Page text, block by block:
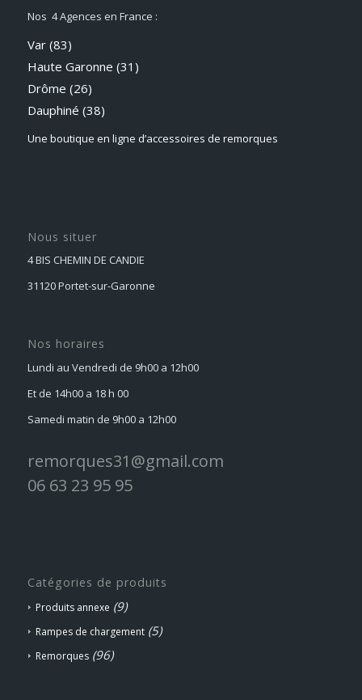
Nos 4 Agences en France :
Var (83)
Haute Garonne (31)
Drôme (26)
Dauphiné (38)
Une boutique en ligne d’accessoires de remorques
Nous situer
4 BIS CHEMIN DE CANDIE
31120 Portet-sur-Garonne
Nos horaires
Lundi au Vendredi de 9h00 a 12h00
Et de 14h00 a 18 h 00
Samedi matin de 9h00 a 12h00
remorques31@gmail.com
06 63 23 95 95
Catégories de produits
Produits annexe (9)
Rampes de chargement (5)
Remorques (96)